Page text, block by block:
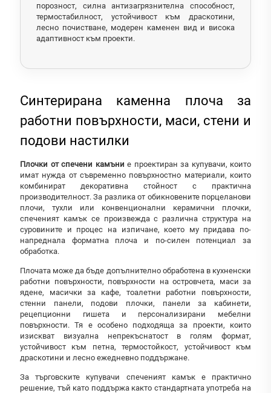
порозност, силна антизагрязнителна способност,
термостабилност, устойчивост към драскотини,
лесно почистване, модерен каменен вид и висока
адаптивност към проекти.
Синтерирана каменна плоча за
работни повърхности, маси, стени и
подови настилки
Плочки от спечени камъни е проектиран за купувачи, които
имат нужда от съвременно повърхностно материали, които
комбинират декоративна стойност с практична
производителност. За разлика от обикновените порцеланови
плочи, тухли или конвенционални керамични плочки,
спеченият камък се произвежда с различна структура на
суровините и процес на изпичане, което му придава по-
напреднала форматна плоча и по-силен потенциал за
обработка.
Плочата може да бъде допълнително обработена в кухненски
работни повърхности, повърхности на островчета, маси за
ядене, масички за кафе, тоалетни работни повърхности,
стенни панели, подови плочки, панели за кабинети,
рецепционни гишета и персонализирани мебелни
повърхности. Тя е особено подходяща за проекти, които
изискват визуална непрекъснатост в голям формат,
устойчивост към петна, термостойкост, устойчивост към
драскотини и лесно ежедневно поддържане.
За търговските купувачи спеченият камък е практично
решение, тъй като поддържа както стандартната употреба на